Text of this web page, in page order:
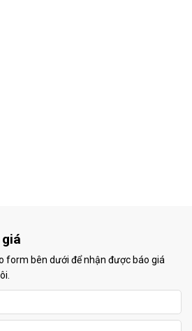
form bên dưới để nhận được báo giá